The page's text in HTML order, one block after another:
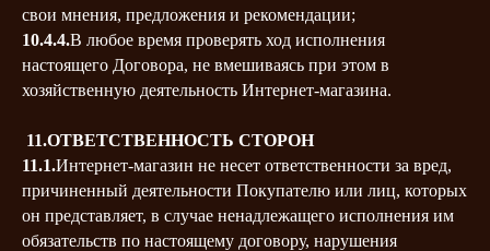
свои мнения, предложения и рекомендации;
10.4.4.В любое время проверять ход исполнения
настоящего Договора, не вмешиваясь при этом в
хозяйственную деятельность Интернет-магазина.
11.ОТВЕТСТВЕННОСТЬ СТОРОН
11.1.Интернет-магазин не несет ответственности за вред,
причиненный деятельности Покупателю или лиц, которых
он представляет, в случае ненадлежащего исполнения им
обязательств по настоящему договору, нарушения